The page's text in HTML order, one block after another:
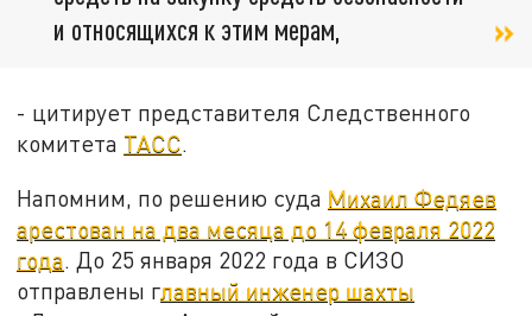
и относящихся к этим мерам,
- цитирует представителя Следственного
комитета ТАСС.
Напомним, по решению суда Михаил Федяев
арестован на два месяца до 14 февраля 2022
года. До 25 января 2022 года в СИЗО
отправлены главный инженер шахты